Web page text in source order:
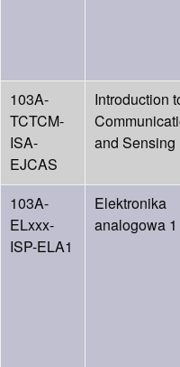
103A-
TCTCM-
ISA-
EJCAS
Introduction
and Sensing
103A-
ELxxx-
ISP-ELA1
Elektronika
analogowa 1